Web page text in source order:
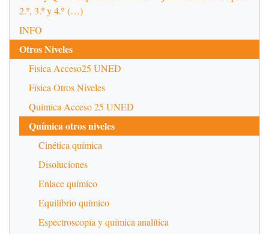
2.º, 3.º y 4.º (…)
INFO
Otros Niveles
Fisica Acceso25 UNED
Física Otros Niveles
Química Acceso 25 UNED
Química otros niveles
Cinética química
Disoluciones
Enlace químico
Equilibrio químico
Espectroscopía y química analítica